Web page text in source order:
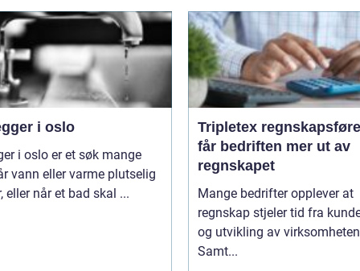
i oslo
i oslo er et søk mange
vann eller varme plutselig
eller når et bad skal ...
Tripletex regnskapsfører
får bedriften mer ut av
regnskapet
Mange bedrifter opplever at
regnskap stjeler tid fra
og utvikling av
Samt...